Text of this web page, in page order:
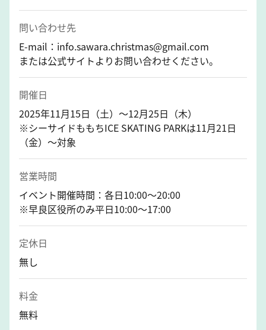
問い合わせ先
E-mail：info.sawara.christmas@gmail.com
または公式サイトよりお問い合わせください。
開催日
2025年11月15日（土）～12月25日（木）
※シーサイドももちICE SKATING PARKは11月21日
（金）～対象
営業時間
イベント開催時間：各日10:00～20:00
※早良区役所のみ平日10:00～17:00
定休日
無し
料金
無料